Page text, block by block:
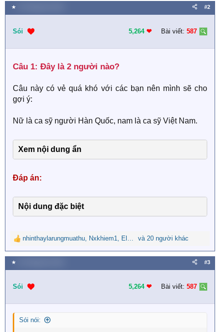
a
c
i
n
:
★ #2
Sói 5,264 ❤︎ Bài viết: 587
Câu 1: Đây là 2 người nào?​
Câu này có vẻ quá khó với các bạn nên mình sẽ cho
gợi ý:
Nữ là ca sỹ người Hàn Quốc, nam là ca sỹ Việt Nam.
Xem nội dung ẩn
Đáp án:
Nội dung đặc biệt
R
e
a
c
i
n
s
nhinthaylarungmuathu, Nxkhiem1, Elena5 và 20 người khác
★ #3
Sói 5,264 ❤︎ Bài viết: 587
Sói nói: